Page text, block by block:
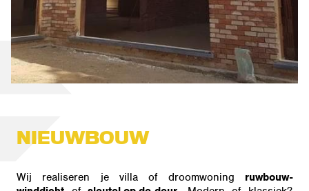
NIEUWBOUW
Wij realiseren je villa of droomwoning ruwbouw-